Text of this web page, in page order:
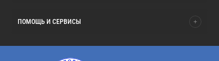
ПОМОЩЬ И СЕРВИСЫ